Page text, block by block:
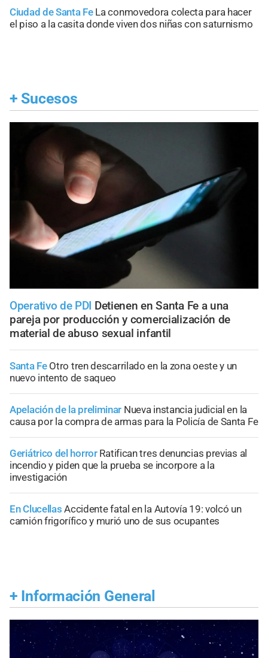
Ciudad de Santa Fe La conmovedora colecta para hacer
el piso a la casita donde viven dos niñas con saturnismo
+ Sucesos
Operativo de PDI Detienen en Santa Fe a una
pareja por producción y comercialización de
material de abuso sexual infantil
Santa Fe Otro tren descarrilado en la zona oeste y un
nuevo intento de saqueo
Apelación de la preliminar Nueva instancia judicial en la
causa por la compra de armas para la Policía de Santa Fe
Geriátrico del horror Ratifican tres denuncias previas al
incendio y piden que la prueba se incorpore a la
investigación
En Clucellas Accidente fatal en la Autovía 19: volcó un
camión frigorífico y murió uno de sus ocupantes
+ Información General